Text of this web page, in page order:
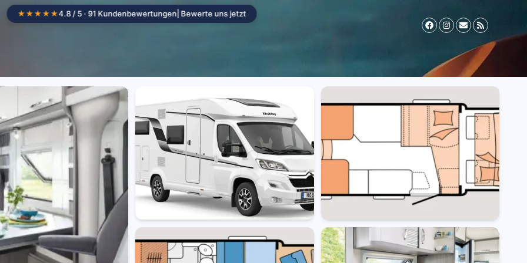
Vermieter werden FAQ
★★★★★4.8 / 5 · 91 Kundenbewertungen | Bewerte uns jetzt